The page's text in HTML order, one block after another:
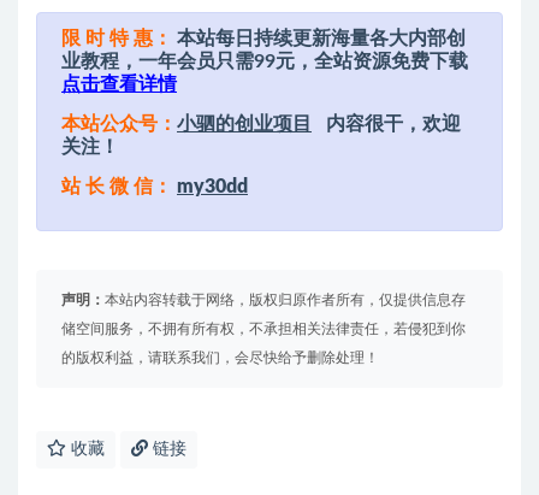
限 时 特 惠：
本站每日持续更新海量各大内部创
业教程，一年会员只需99元，全站资源免费下载
点击查看详情
本站公众号： 小驷的创业项目
内容很干，欢迎
关注！
站 长 微 信： my30dd
声明： 本站内容转载于网络，版权归原作者所有，仅提供信息存
储空间服务，不拥有所有权，不承担相关法律责任，若侵犯到你
的版权利益，请联系我们，会尽快给予删除处理！
收藏 链接